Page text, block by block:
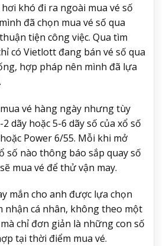
khó đi ra ngoài mua vé số
đã chọn mua vé số qua
tiện công việc. Qua tìm
có Vietlott đang bán vé số qua
hợp pháp nên mình đã lựa
vé hàng ngày nhưng tùy
dãy hoặc 5-6 dãy số của xổ số
Power 6/55. Mỗi khi mở
số nào thông báo sắp quay số
mua vé để thử vận may.
mắn cho anh được lựa chọn
nhận cá nhân, không theo một
chỉ đơn giản là những con số
tại thời điểm mua vé.